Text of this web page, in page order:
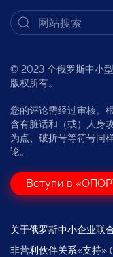
© 2023 全俄罗斯中小
版权所有。
您的评论需经过审核。
含有脏话和（或）人身
为点、破折号等符号同
论。
Вступи в
关于俄罗斯中小企业联
非营利伙伴关系«支持»